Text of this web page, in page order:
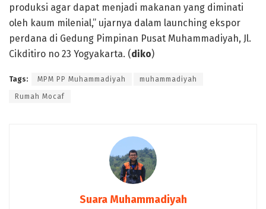
produksi agar dapat menjadi makanan yang diminati
oleh kaum milenial,” ujarnya dalam launching ekspor
perdana di Gedung Pimpinan Pusat Muhammadiyah, Jl.
Cikditiro no 23 Yogyakarta. (diko)
Tags: MPM PP Muhammadiyah muhammadiyah
Rumah Mocaf
Suara Muhammadiyah